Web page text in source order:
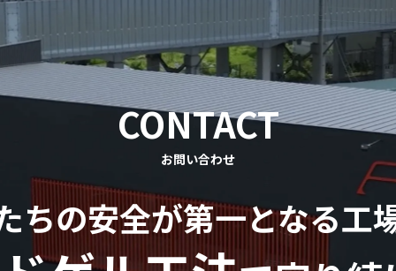
CONTACT
お問い合わせ
ちの安全が第一となる工